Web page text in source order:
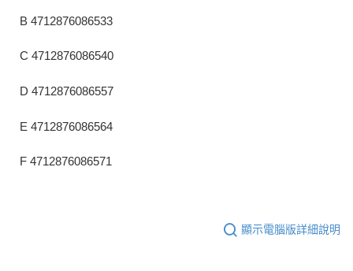
B 4712876086533
C 4712876086540
D 4712876086557
E 4712876086564
F 4712876086571
顯示電腦版詳細說明